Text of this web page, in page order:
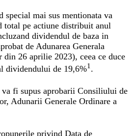
special mai sus mentionata va
total pe actiune distribuit anul
dividendul de baza in
de Adunarea Generala
26 aprilie 2023), ceea ce duce
dividendului de 19,6%1.
fi supus aprobarii Consiliului de
Adunarii Generale Ordinare a
privind Data de